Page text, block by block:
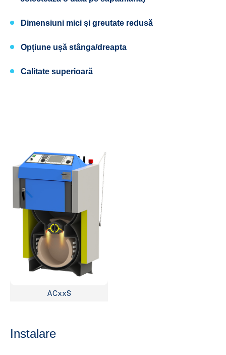
Dimensiuni mici şi greutate redusă
Opțiune ușă stânga/dreapta
Calitate superioară
ACxxS
Instalare